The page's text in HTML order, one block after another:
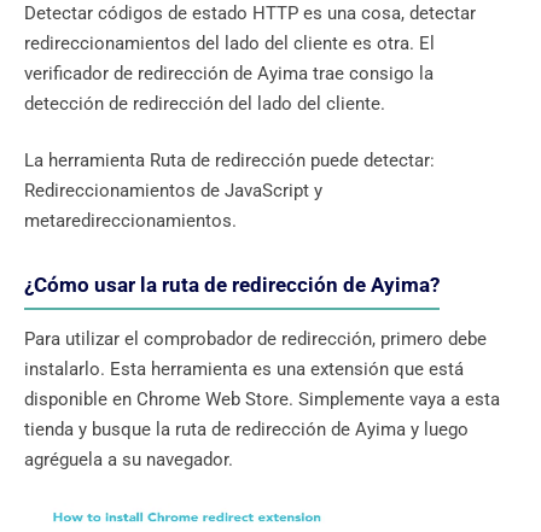
Detectar códigos de estado HTTP es una cosa, detectar
redireccionamientos del lado del cliente es otra. El
verificador de redirección de Ayima trae consigo la
detección de redirección del lado del cliente.
La herramienta Ruta de redirección puede detectar: ​​
Redireccionamientos de JavaScript y
metaredireccionamientos.
¿Cómo usar la ruta de redirección de Ayima?
Para utilizar el comprobador de redirección, primero debe
instalarlo. Esta herramienta es una extensión que está
disponible en Chrome Web Store. Simplemente vaya a esta
tienda y busque la ruta de redirección de Ayima y luego
agréguela a su navegador.